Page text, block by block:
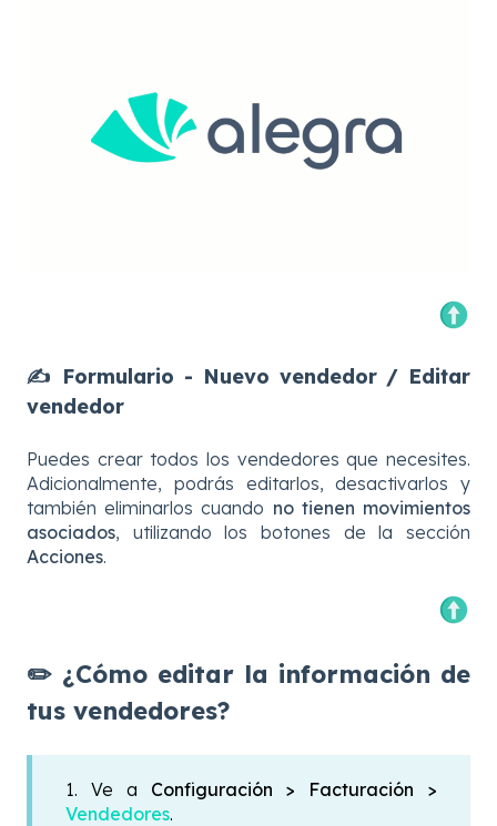
✍️ Formulario - Nuevo vendedor / Editar
vendedor
Puedes crear todos los vendedores que necesites.
Adicionalmente, podrás editarlos, desactivarlos y
también eliminarlos cuando no tienen movimientos
asociados, utilizando los botones de la sección
Acciones.
✏️ ¿Cómo editar la información de
tus vendedores?
1. Ve a Configuración > Facturación >
Vendedores.